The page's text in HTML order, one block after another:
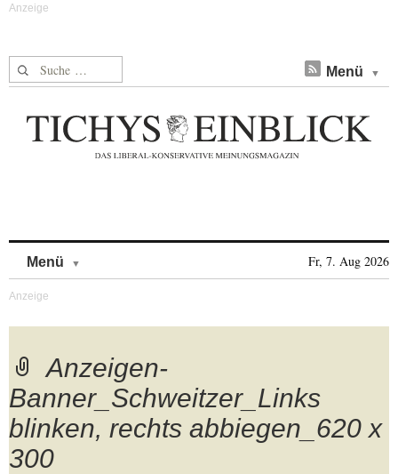
Suche nach: Menü
Menü Fr, 7. Aug 2026
Anzeigen-
Banner_Schweitzer_Links
blinken, rechts abbiegen_620 x
300